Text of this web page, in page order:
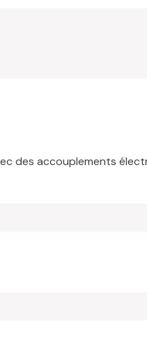
des accouplements